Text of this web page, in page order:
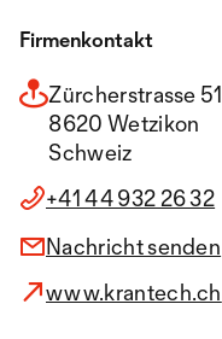
Firmenkontakt
Zürcherstrasse 51
8620 Wetzikon
Schweiz
+41 44 932 26 32
Nachricht senden
www.krantech.ch